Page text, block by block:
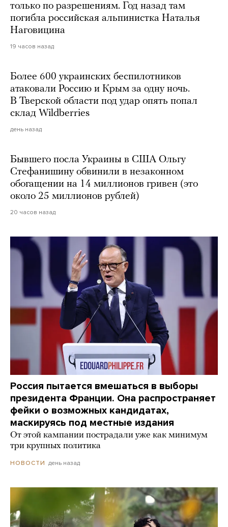
только по разрешениям. Год назад там
погибла российская альпинистка Наталья
Наговицина
19 часов назад
Более 600 украинских беспилотников
атаковали Россию и Крым за одну ночь.
В Тверской области под удар опять попал
склад Wildberries
день назад
Бывшего посла Украины в США Ольгу
Стефанишину обвинили в незаконном
обогащении на 14 миллионов гривен (это
около 25 миллионов рублей)
20 часов назад
Россия пытается вмешаться в выборы
президента Франции. Она распространяет
фейки о возможных кандидатах,
маскируясь под местные издания
От этой кампании пострадали уже как минимум
три крупных политика
НОВОСТИ день назад